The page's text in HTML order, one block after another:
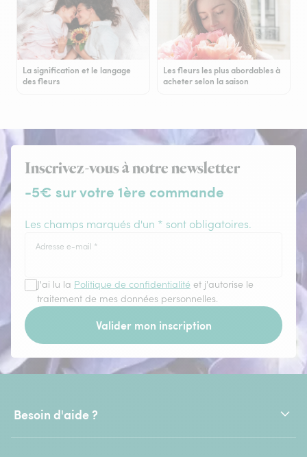
La signification et le langage
des fleurs
Les fleurs les plus abordables à
acheter selon la saison
Inscrivez-vous à notre newsletter
-5€ sur votre 1ère commande
Les champs marqués d'un * sont obligatoires.
Adresse e-mail *
J'ai lu la Politique de confidentialité et j'autorise le
traitement de mes données personnelles.
Valider mon inscription
Besoin d'aide ?